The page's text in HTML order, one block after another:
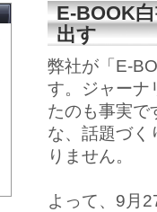
E-BOOK
出す
弊社が「E-
す。ジャーナ
たのも事実で
な、話題づく
りません。
よって、9月